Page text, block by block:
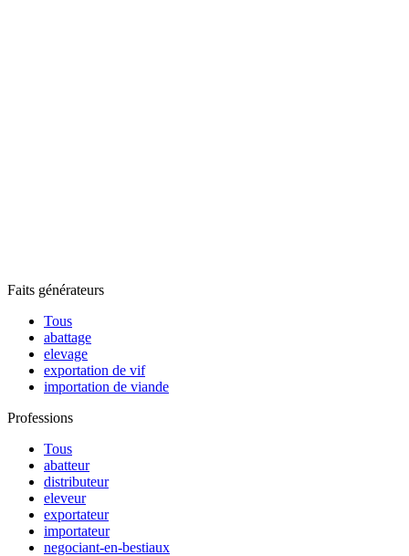
Faits générateurs
Tous
abattage
elevage
exportation de vif
importation de viande
Professions
Tous
abatteur
distributeur
eleveur
exportateur
importateur
negociant-en-bestiaux